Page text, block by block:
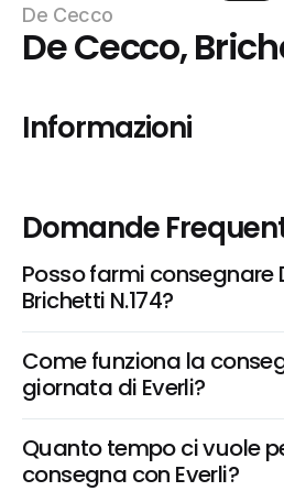
De Cecco
De Cecco,
Informazioni
Domande
Posso farmi consegnare
Brichetti N.174?
Come funziona la
giornata di Everli?
Quanto tempo ci vuole
consegna con Everli?